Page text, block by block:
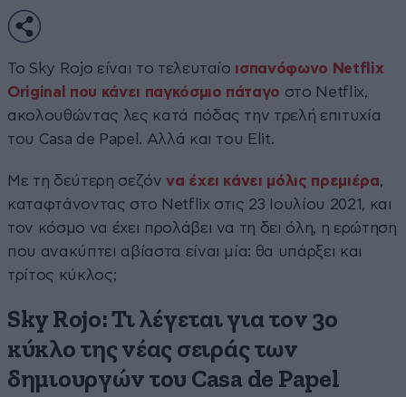
Το Sky Rojo είναι το τελευταίο ισπανόφωνο Netflix
Original που κάνει παγκόσμιο πάταγο στο Netflix,
ακολουθώντας λες κατά πόδας την τρελή επιτυχία
του Casa de Papel. Αλλά και του Elit.
Με τη δεύτερη σεζόννα έχει κάνει μόλις πρεμιέρα,
καταφτάνοντας στο Netflix στις 23 Ιουλίου 2021, και
τον κόσμο να έχει προλάβει να τη δει όλη, η ερώτηση
που ανακύπτει αβίαστα είναι μία: θα υπάρξει και
τρίτος κύκλος;
Sky Rojo: Τι λέγεται για τον 3ο
κύκλο της νέας σειράς των
δημιουργών του Casa de Papel